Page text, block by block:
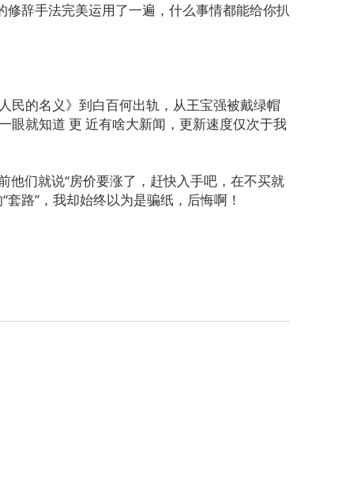
辞手法完美运用了一遍，什么事情都能给你扒
的名义》到白百何出轨，从王宝强被戴绿帽
眼就知道 更 近有啥大新闻，更新速度仅次于我
们就说“房价要涨了，赶快入手吧，在不买就
路”，我却始终以为是骗纸，后悔啊！